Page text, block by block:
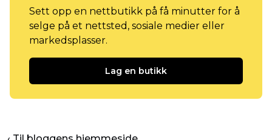
Sett opp en nettbutikk på få minutter for å
selge på et nettsted, sosiale medier eller
markedsplasser.
Lag en butikk